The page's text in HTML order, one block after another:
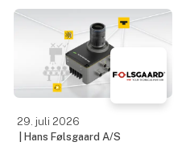
laboratoriebrug, der
både kan dokumenteres,
skaleres og integreres i
29. juli 2026
| Hans Følsgaard A/S